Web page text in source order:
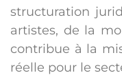
structuration
artistes, de la
contribue à la
réelle pour le